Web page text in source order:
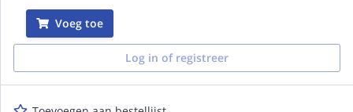
Voeg toe
Log in of registreer